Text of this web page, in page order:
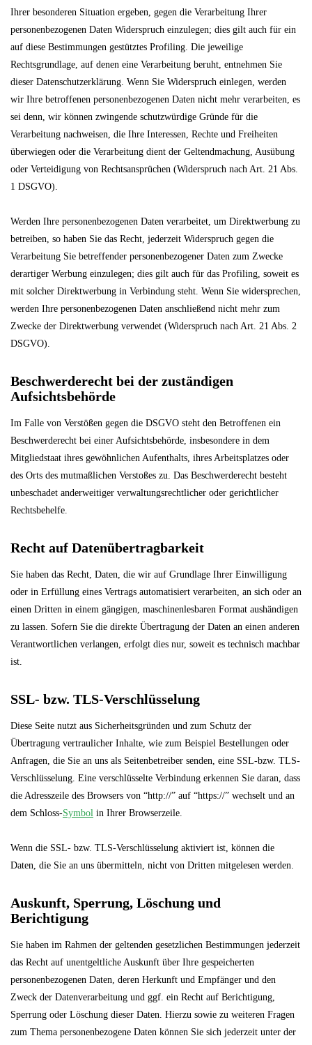
Ihrer besonderen Situation ergeben, gegen die Verarbeitung Ihrer
personenbezogenen Daten Widerspruch einzulegen; dies gilt auch für ein
auf diese Bestimmungen gestütztes Profiling. Die jeweilige
Rechtsgrundlage, auf denen eine Verarbeitung beruht, entnehmen Sie
dieser Datenschutzerklärung. Wenn Sie Widerspruch einlegen, werden
wir Ihre betroffenen personenbezogenen Daten nicht mehr verarbeiten, es
sei denn, wir können zwingende schutzwürdige Gründe für die
Verarbeitung nachweisen, die Ihre Interessen, Rechte und Freiheiten
überwiegen oder die Verarbeitung dient der Geltendmachung, Ausübung
oder Verteidigung von Rechtsansprüchen (Widerspruch nach Art. 21 Abs.
1 DSGVO).
Werden Ihre personenbezogenen Daten verarbeitet, um Direktwerbung zu
betreiben, so haben Sie das Recht, jederzeit Widerspruch gegen die
Verarbeitung Sie betreffender personenbezogener Daten zum Zwecke
derartiger Werbung einzulegen; dies gilt auch für das Profiling, soweit es
mit solcher Direktwerbung in Verbindung steht. Wenn Sie widersprechen,
werden Ihre personenbezogenen Daten anschließend nicht mehr zum
Zwecke der Direktwerbung verwendet (Widerspruch nach Art. 21 Abs. 2
DSGVO).
Beschwerderecht bei der zuständigen
Aufsichtsbehörde
Im Falle von Verstößen gegen die DSGVO steht den Betroffenen ein
Beschwerderecht bei einer Aufsichtsbehörde, insbesondere in dem
Mitgliedstaat ihres gewöhnlichen Aufenthalts, ihres Arbeitsplatzes oder
des Orts des mutmaßlichen Verstoßes zu. Das Beschwerderecht besteht
unbeschadet anderweitiger verwaltungsrechtlicher oder gerichtlicher
Rechtsbehelfe.
Recht auf Datenübertragbarkeit
Sie haben das Recht, Daten, die wir auf Grundlage Ihrer Einwilligung
oder in Erfüllung eines Vertrags automatisiert verarbeiten, an sich oder an
einen Dritten in einem gängigen, maschinenlesbaren Format aushändigen
zu lassen. Sofern Sie die direkte Übertragung der Daten an einen anderen
Verantwortlichen verlangen, erfolgt dies nur, soweit es technisch machbar
ist.
SSL- bzw. TLS-Verschlüsselung
Diese Seite nutzt aus Sicherheitsgründen und zum Schutz der
Übertragung vertraulicher Inhalte, wie zum Beispiel Bestellungen oder
Anfragen, die Sie an uns als Seitenbetreiber senden, eine SSL-bzw. TLS-
Verschlüsselung. Eine verschlüsselte Verbindung erkennen Sie daran, dass
die Adresszeile des Browsers von “http://” auf “https://” wechselt und an
dem Schloss-Symbol in Ihrer Browserzeile.
Wenn die SSL- bzw. TLS-Verschlüsselung aktiviert ist, können die
Daten, die Sie an uns übermitteln, nicht von Dritten mitgelesen werden.
Auskunft, Sperrung, Löschung und
Berichtigung
Sie haben im Rahmen der geltenden gesetzlichen Bestimmungen jederzeit
das Recht auf unentgeltliche Auskunft über Ihre gespeicherten
personenbezogenen Daten, deren Herkunft und Empfänger und den
Zweck der Datenverarbeitung und ggf. ein Recht auf Berichtigung,
Sperrung oder Löschung dieser Daten. Hierzu sowie zu weiteren Fragen
zum Thema personenbezogene Daten können Sie sich jederzeit unter der